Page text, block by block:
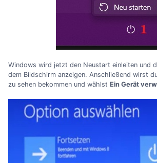
Windows wird jetzt den Neustart einleiten und
dem Bildschirm anzeigen. Anschließend wirst
zu sehen bekommen und wählst Ein Gerät